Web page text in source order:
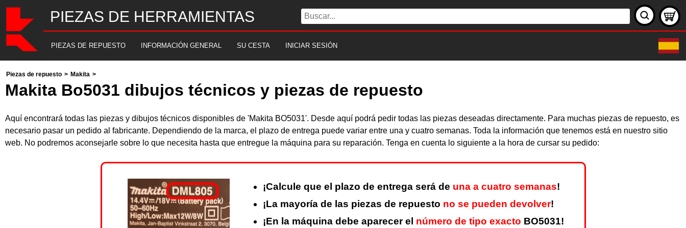
PIEZAS DE HERRAMIENTAS
PIEZAS DE REPUESTO INFORMACIÓN GENERAL SU CESTA INICIAR SESIÓN
Piezas de repuesto > Makita >
Makita Bo5031 dibujos técnicos y piezas de repuesto
Aquí encontrará todas las piezas y dibujos técnicos disponibles de 'Makita BO5031'. Desde aquí podrá pedir todas las piezas deseadas directamente. Para muchas piezas de repuesto, es
necesario pasar un pedido al fabricante. Dependiendo de la marca, el plazo de entrega puede variar entre una y cuatro semanas. Toda la información que tenemos está en nuestro sitio
web. No podremos aconsejarle sobre lo que necesita hasta que entregue la máquina para su reparación. Tenga en cuenta lo siguiente a la hora de cursar su pedido:
¡Calcule que el plazo de entrega será de una a cuatro semanas!
¡La mayoría de las piezas de repuesto no se pueden devolver!
¡En la máquina debe aparecer el número de tipo exacto BO5031!